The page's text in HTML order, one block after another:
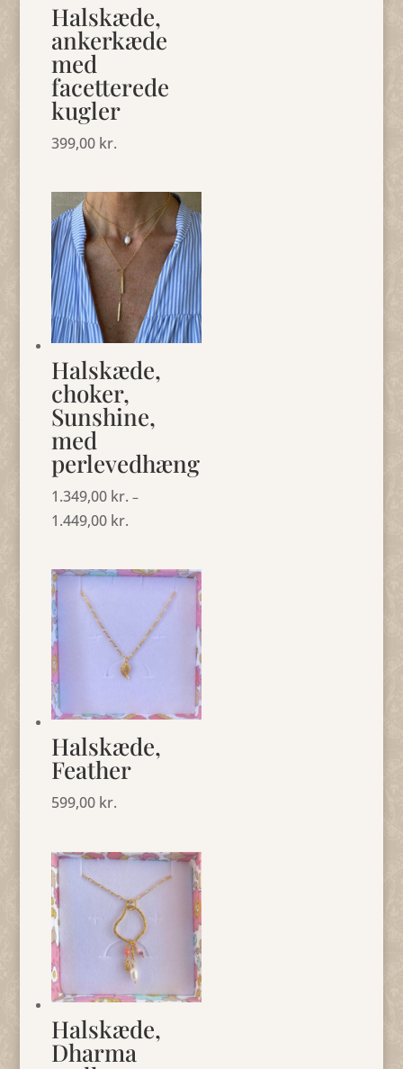
Halskæde,
ankerkæde
med
facetterede
kugler
399,00 kr.
Halskæde,
choker,
Sunshine,
med
perlevedhæng
1.349,00 kr. –
1.449,00 kr.
til
1.449,00 kr.
Halskæde,
Feather
599,00 kr.
Halskæde,
Dharma